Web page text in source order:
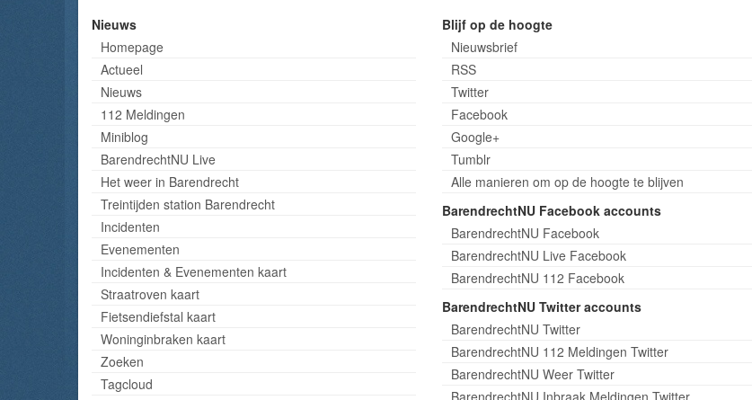
Nieuws
Homepage
Actueel
Nieuws
112 Meldingen
Miniblog
BarendrechtNU Live
Het weer in Barendrecht
Treintijden station Barendrecht
Incidenten
Evenementen
Incidenten & Evenementen kaart
Straatroven kaart
Fietsendiefstal kaart
Woninginbraken kaart
Zoeken
Tagcloud
Blijf op de hoogte
Nieuwsbrief
RSS
Twitter
Facebook
Google+
Tumblr
Alle manieren om op de hoogte te blijven
BarendrechtNU Facebook accounts
BarendrechtNU Facebook
BarendrechtNU Live Facebook
BarendrechtNU 112 Facebook
BarendrechtNU Twitter accounts
BarendrechtNU Twitter
BarendrechtNU 112 Meldingen Twitter
BarendrechtNU Weer Twitter
BarendrechtNU Inbraak Meldingen Twitter